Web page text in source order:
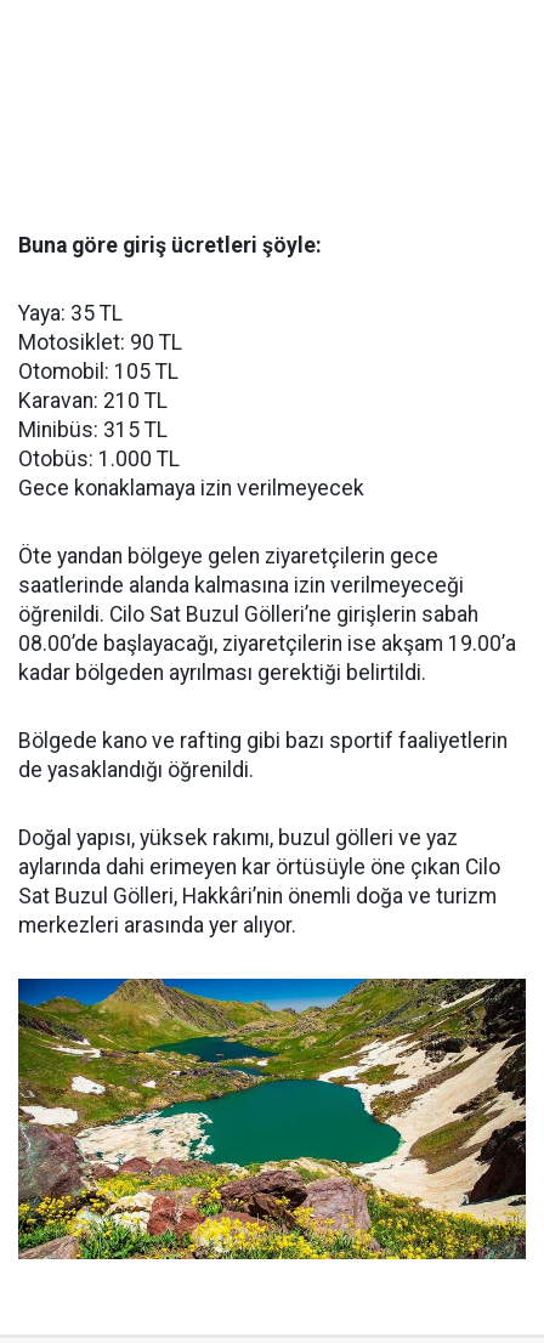
Buna göre giriş ücretleri şöyle:
Yaya: 35 TL
Motosiklet: 90 TL
Otomobil: 105 TL
Karavan: 210 TL
Minibüs: 315 TL
Otobüs: 1.000 TL
Gece konaklamaya izin verilmeyecek
Öte yandan bölgeye gelen ziyaretçilerin gece
saatlerinde alanda kalmasına izin verilmeyeceği
öğrenildi. Cilo Sat Buzul Gölleri’ne girişlerin sabah
08.00’de başlayacağı, ziyaretçilerin ise akşam 19.00’a
kadar bölgeden ayrılması gerektiği belirtildi.
Bölgede kano ve rafting gibi bazı sportif faaliyetlerin
de yasaklandığı öğrenildi.
Doğal yapısı, yüksek rakımı, buzul gölleri ve yaz
aylarında dahi erimeyen kar örtüsüyle öne çıkan Cilo
Sat Buzul Gölleri, Hakkâri’nin önemli doğa ve turizm
merkezleri arasında yer alıyor.